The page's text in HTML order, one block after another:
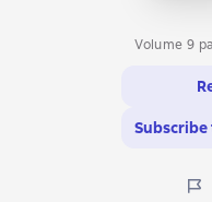
Volume 9
Subscribe